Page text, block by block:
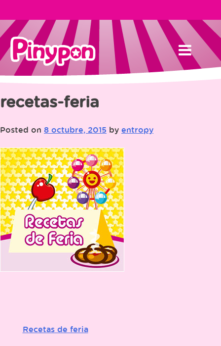
to
content
recetas-feria
Posted on 8 octubre, 2015 by entropy
Navegación
Recetas de feria